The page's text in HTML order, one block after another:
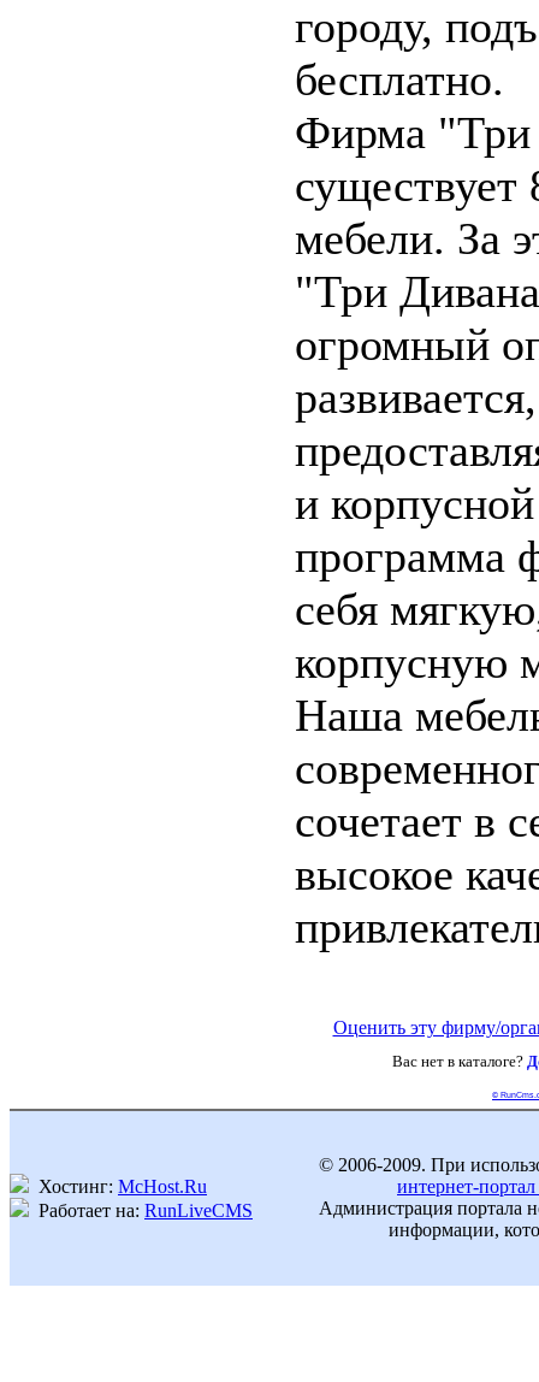
городу,
бесплатно.
Фирма "Три
существует
мебели. За
"Три
огромный
и
программа
себя
корпусную
Наша
сочетает в
высокое
Оценить эту фирму/
Вас нет в каталоге?
©
Хостинг: McHost.Ru
Работает на: RunLiveCMS
© 2006-2009. При
интернет-
Администрация портала
информации,